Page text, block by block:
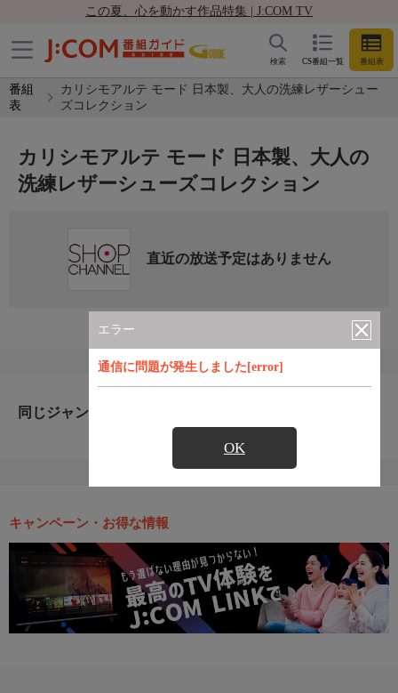
この夏、心を動かす作品特集 | J:COM TV
CS番組一覧 番組表
検索
番組
表
カリシモアルテ モード 日本製、大人の洗練レザーシュー
ズコレクション
エラー
通信に問題が発生しました[error]
OK
カリシモアルテ モード 日本製、大人の
洗練レザーシューズコレクション
直近の放送予定はありません
同じジャンルのおすすめ番組
キャンペーン・お得な情報